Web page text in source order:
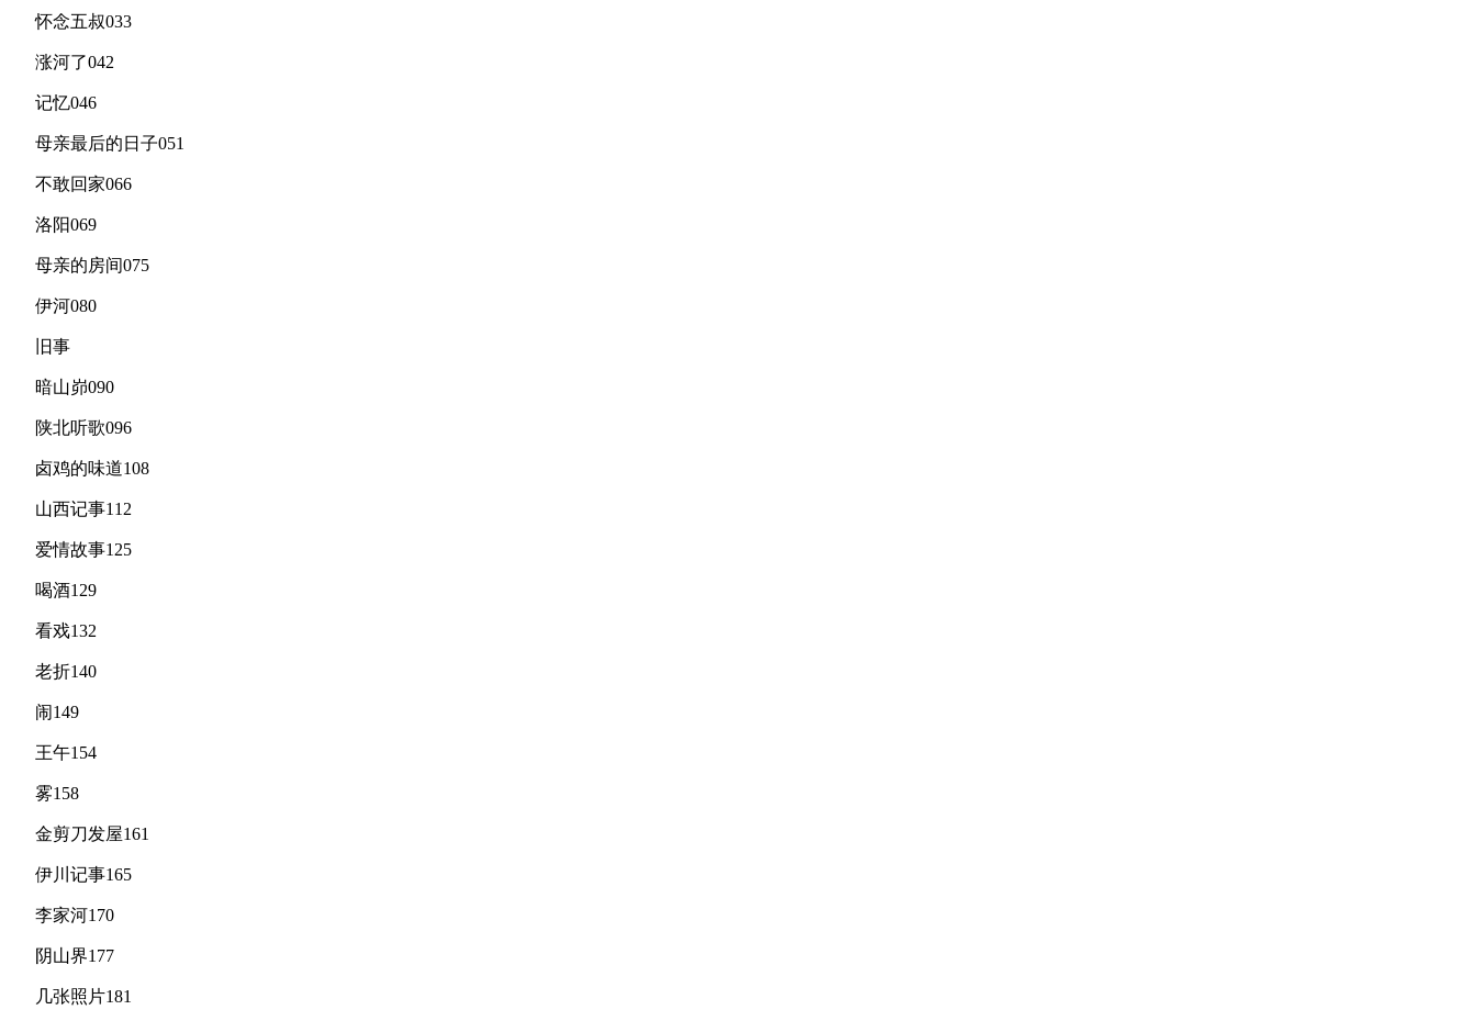
怀念五叔033
涨河了042
记忆046
母亲最后的日子051
不敢回家066
洛阳069
母亲的房间075
伊河080
旧事
暗山峁090
陕北听歌096
卤鸡的味道108
山西记事112
爱情故事125
喝酒129
看戏132
老折140
闹149
王午154
雾158
金剪刀发屋161
伊川记事165
李家河170
阴山界177
几张照片181